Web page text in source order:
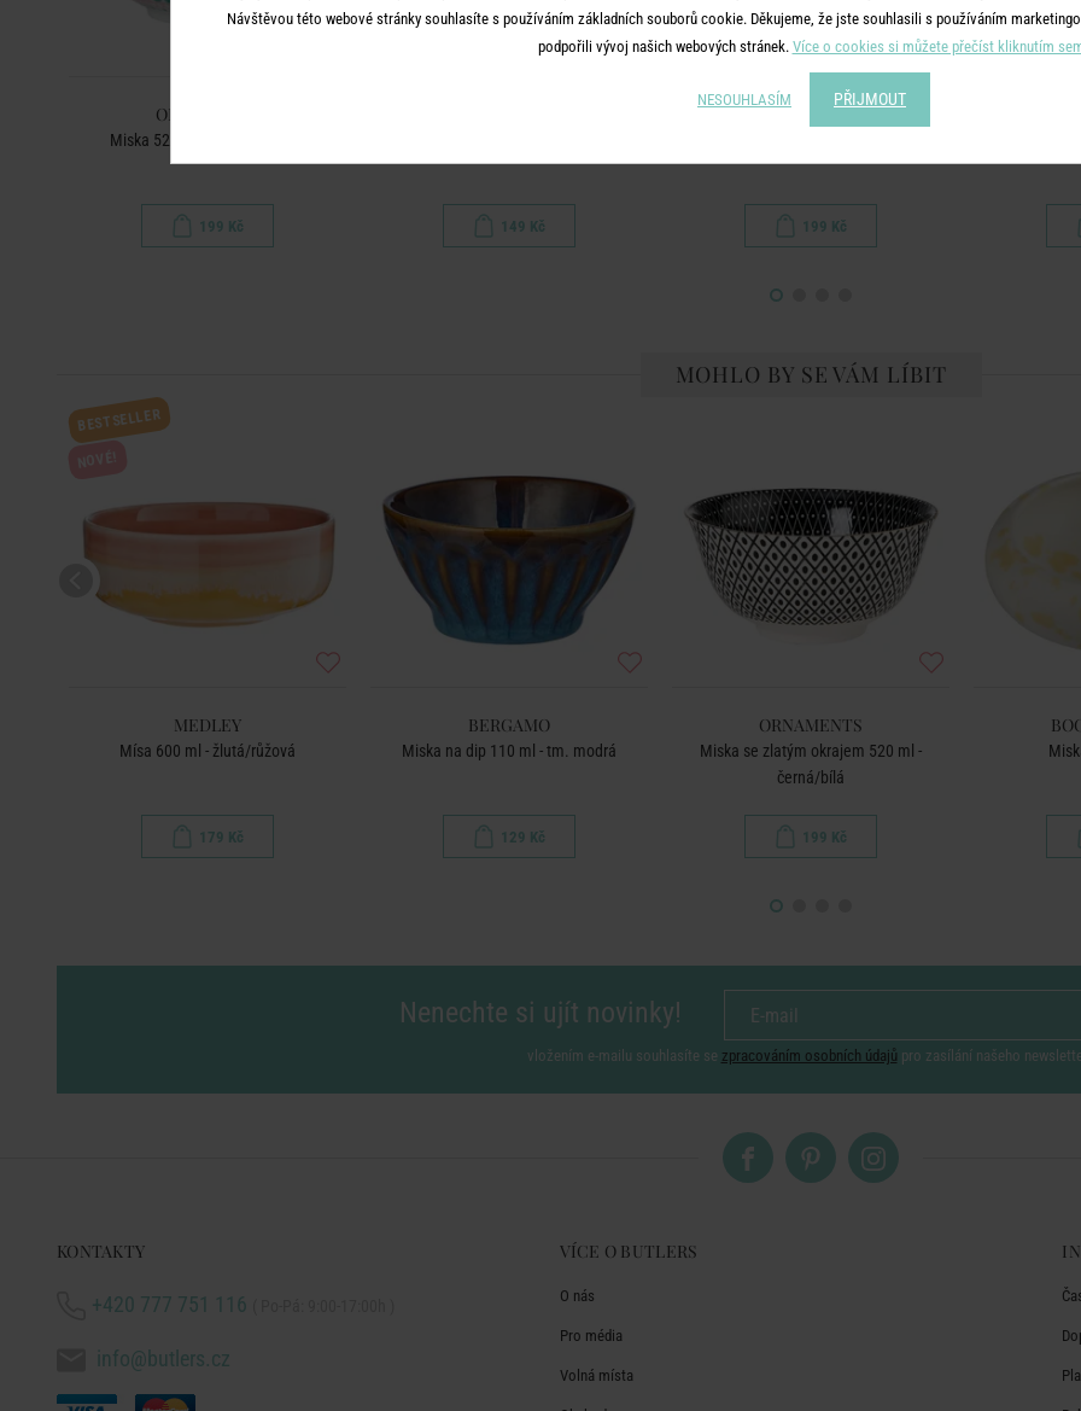
ORNAMENTS
Miska 520 ml - růžová/zelená
199 Kč 149 Kč
ORNAMENTS
199 Kč
MOHLO BY SE VÁM LÍBIT
BESTSELLER
MEDLEY
Mísa 600 ml - žlutá/růžová
179 Kč
BERGAMO
Miska na dip 110 ml - tm. modrá
129 Kč
ORNAMENTS
Miska se zlatým okrajem 520 ml -
černá/bílá
199 Kč
Nenechte si ujít novinky!
vložením e-mailu souhlasíte se zpracováním osobních údajů pro zasílání našeho
KONTAKTY
+420 777 751 116
info@butlers.cz
VÍCE O BUTLERS
O nás
Pro média
Volná místa
Návštěvou této webové stránky souhlasíte s používáním základních souborů cookie. Děkujeme, že jste souhlasili s používáním
podpořili vývoj našich webových stránek. Více o cookies si můžete přečíst kliknutím
NESOUHLASÍM PŘIJMOUT